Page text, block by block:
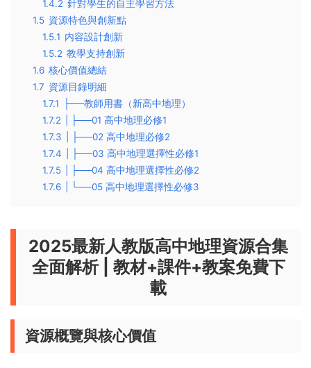
1.4.2 針對學生的自主學習方法
1.5 資源特色與創新點
1.5.1 内容設計創新
1.5.2 教學支持創新
1.6 核心價值總結
1.7 資源目錄明細
1.7.1
├──教師用書（新高中地理）
1.7.2
| ├──01 高中地理必修1
1.7.3
| ├──02 高中地理必修2
1.7.4
| ├──03 高中地理選擇性必修1
1.7.5
| ├──04 高中地理選擇性必修2
1.7.6
| └──05 高中地理選擇性必修3
2025最新人教版高中地理資源合集
全面解析 | 教材+課件+教案免費下
載
資源概覽與核心價值